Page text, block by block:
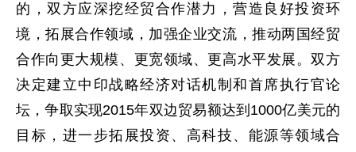
的，双方应深挖经贸合作潜力，营造良好投资环
境，拓展合作领域，加强企业交流，推动两国经贸
合作向更大规模、更宽领域、更高水平发展。双方
决定建立中印战略经济对话机制和首席执行官论
坛，争取实现2015年双边贸易额达到1000亿美元的
目标，进一步拓展投资、高科技、能源等领域合